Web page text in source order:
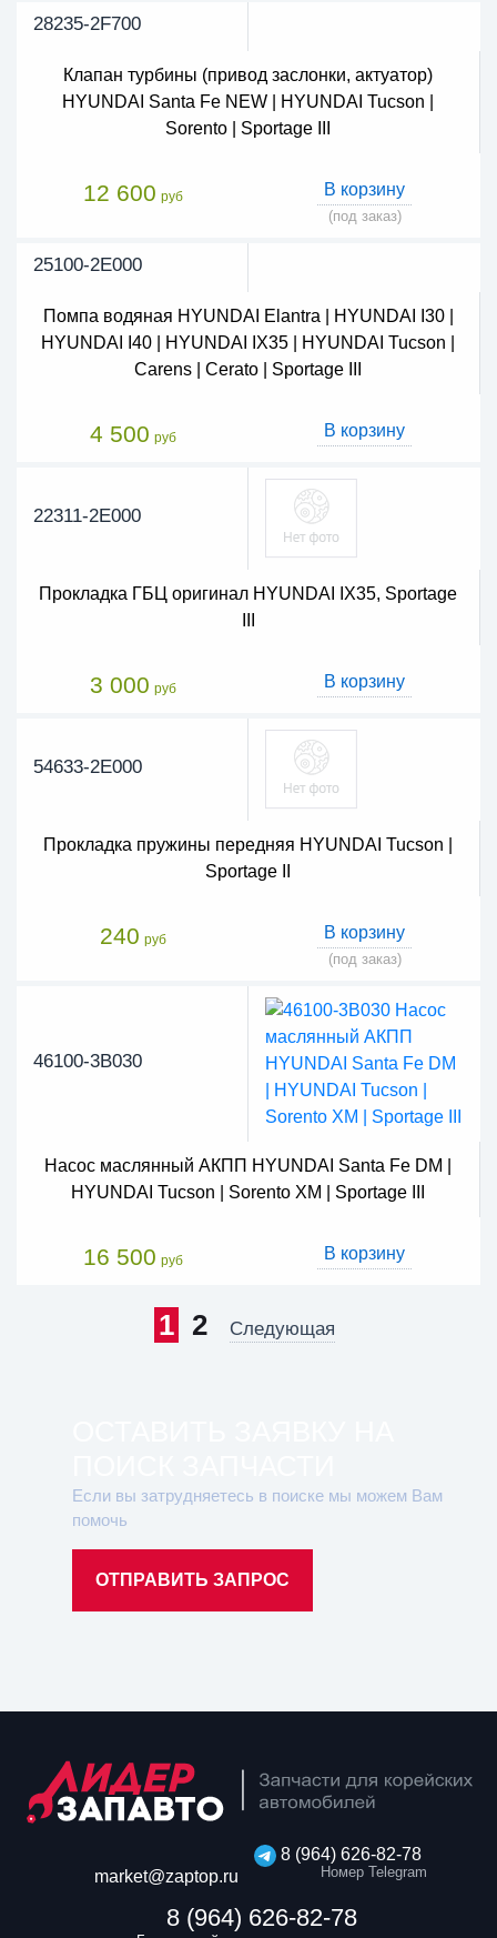
28235-2F700
Клапан турбины (привод заслонки, актуатор)
HYUNDAI Santa Fe NEW | HYUNDAI Tucson |
Sorento | Sportage III
12 600 руб В корзину
(под заказ)
25100-2E000
Помпа водяная HYUNDAI Elantra | HYUNDAI I30 |
HYUNDAI I40 | HYUNDAI IX35 | HYUNDAI Tucson |
Carens | Cerato | Sportage III
4 500 руб В корзину
22311-2E000
Прокладка ГБЦ оригинал HYUNDAI IX35, Sportage
3 000 руб В корзину
54633-2E000
Прокладка пружины передняя HYUNDAI Tucson |
Sportage II
240 руб В корзину
(под заказ)
46100-3B030
Насос маслянный АКПП HYUNDAI Santa Fe DM |
HYUNDAI Tucson | Sorento XM | Sportage III
16 500 руб В корзину
1 2 Следующая
Если вы затрудняетесь в поиске мы можем Вам
помочь
ОТПРАВИТЬ ЗАПРОС
market@zaptop.ru
8 (964) 626-82-78
Номер Telegram
8 (964) 626-82-78